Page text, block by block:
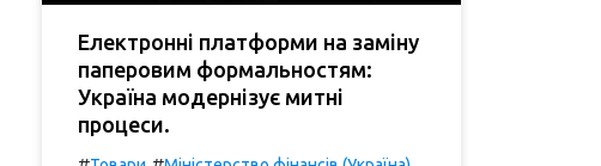
Електронні платформи на заміну
паперовим формальностям:
Україна модернізує митні
процеси.